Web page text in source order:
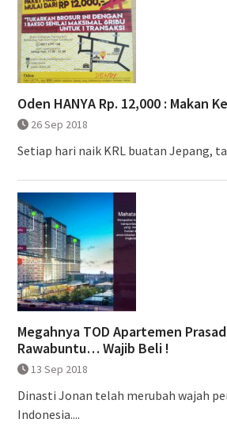
Oden HANYA Rp. 12,000 : Makan
26 Sep 2018
Setiap hari naik KRL buatan Jepang,
Megahnya TOD Apartemen
Rawabuntu… Wajib Beli !
13 Sep 2018
Dinasti Jonan telah merubah wajah
Indonesia....